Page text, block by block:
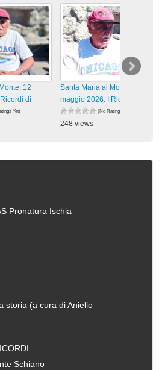
12
di
Yet)
Santa Maria al Monte, 12
maggio 2026. I Ricordi di
(No Ratings Yet)
248 views
Pronatura Ischia
storia (a cura di Aniello
Schiano